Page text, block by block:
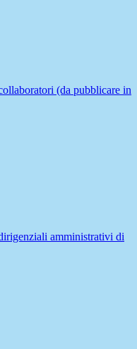
(da pubblicare in
amministrativi di